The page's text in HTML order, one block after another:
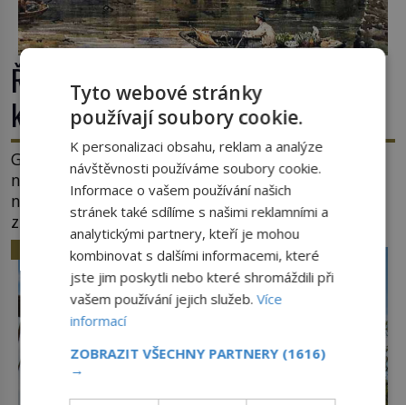
Římské ghetto: Místo, kam papež
kamenem dohodil
Ghetto je část města, kde musí žít, většinou
nedobrovolně, náboženská, rasová nebo
národnostní menšina obyvatel. Bohaté historické
zkušenosti mají s takovým životem Židé. Už od
středověku jsou totiž v každou chvíli nuceni v
nějakém žít. Mezi ty nejslavnější patří i římské
ghetto založené v roce 1555. Pokud jde o vztah
k Židům, nemá se Řím čím chlubit. […]
HISTORIE
Tyto webové stránky
používají soubory cookie.
K personalizaci obsahu, reklam a analýze
návštěvnosti používáme soubory cookie.
Informace o vašem používání našich
stránek také sdílíme s našimi reklamními a
analytickými partnery, kteří je mohou
kombinovat s dalšími informacemi, které
jste jim poskytli nebo které shromáždili při
vašem používání jejich služeb.Více
informací
ZOBRAZIT VŠECHNY PARTNERY (1616)
→